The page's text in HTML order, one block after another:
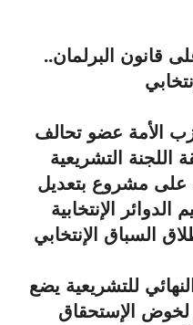
قانون البرلمان..
الأمة عضو تحالف
اللجنة التشريعية
على مشروع بتعديل
الإنتخابية
السباق الإنتخابي
للتشريعية يضع
لخوض الإستحقاق